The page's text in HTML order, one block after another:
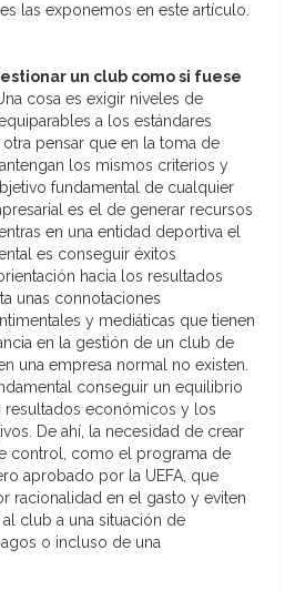
las exponemos en este artículo.
un club como si fuese
cosa es exigir niveles de
a los estándares
pensar que en la toma de
los mismos criterios y
fundamental de cualquier
es el de generar recursos
en una entidad deportiva el
es conseguir éxitos
hacia los resultados
unas connotaciones
y mediáticas que tienen
en la gestión de un club de
una empresa normal no existen.
conseguir un equilibrio
resultados económicos y los
De ahí, la necesidad de crear
control, como el programa de
aprobado por la UEFA, que
racionalidad en el gasto y eviten
club a una situación de
o incluso de una